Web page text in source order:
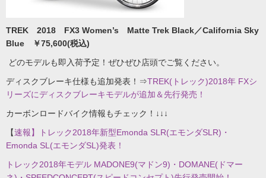
TREK 2018 FX3 Women’s Matte Trek Black／California Sky
Blue ￥75,600(税込)
どのモデルも即入荷予定！ぜひぜひ店頭でご覧ください。
ディスクブレーキ仕様も追加発表！⇒TREK(トレック)2018年 FXシ
リーズにディスクブレーキモデルが追加＆先行発売！
カーボンロードバイク情報もチェック！↓↓↓
【速報】トレック2018年新型Emonda SLR(エモンダSLR)・
Emonda SL(エモンダSL)発表！
トレック2018年モデル MADONE9(マドン9)・DOMANE(ドマー